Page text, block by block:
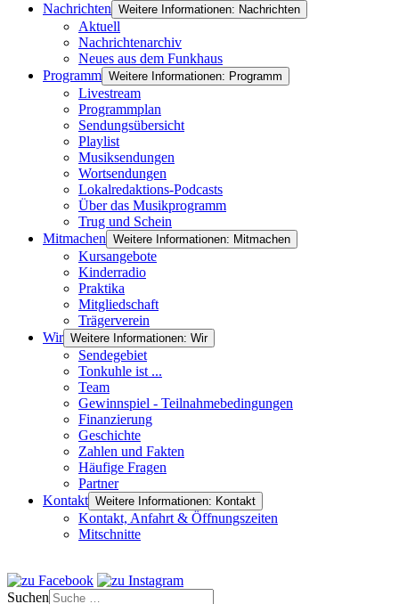
Nachrichten Weitere Informationen: Nachrichten
Aktuell
Nachrichtenarchiv
Neues aus dem Funkhaus
Programm Weitere Informationen: Programm
Livestream
Programmplan
Sendungsübersicht
Playlist
Musiksendungen
Wortsendungen
Lokalredaktions-Podcasts
Über das Musikprogramm
Trug und Schein
Mitmachen Weitere Informationen: Mitmachen
Kursangebote
Kinderradio
Praktika
Mitgliedschaft
Trägerverein
Wir Weitere Informationen: Wir
Sendegebiet
Tonkuhle ist ...
Team
Gewinnspiel - Teilnahmebedingungen
Finanzierung
Geschichte
Zahlen und Fakten
Häufige Fragen
Partner
Kontakt Weitere Informationen: Kontakt
Kontakt, Anfahrt & Öffnungszeiten
Mitschnitte
Suchen